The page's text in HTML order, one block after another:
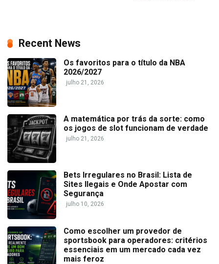
Recent News
Os favoritos para o título da NBA
2026/2027
julho 21, 2026
A matemática por trás da sorte: como
os jogos de slot funcionam de verdade
julho 21, 2026
Bets Irregulares no Brasil: Lista de
Sites Ilegais e Onde Apostar com
Segurança
julho 10, 2026
Como escolher um provedor de
sportsbook para operadores: critérios
essenciais em um mercado cada vez
mais feroz